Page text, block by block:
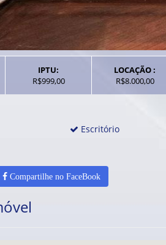
IPTU:
R$999,00
LOCAÇÃO :
R$8.000,00
Escritório
Compartilhe no FaceBook